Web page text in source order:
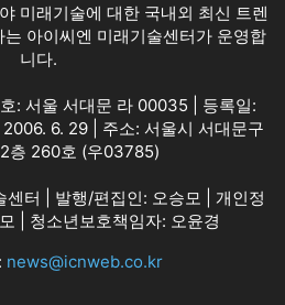
미래기술에 대한 국내외 최신 트렌
아이씨엔 미래기술센터가 운영합
니다.
: 서울 서대문 라 00035 | 등록일:
6. 29 | 주소: 서울시 서대문구
층 260호 (우03785)
센터 | 발행/편집인: 오승모 | 개인정
| 청소년보호책임자: 오윤경
news@icnweb.co.kr